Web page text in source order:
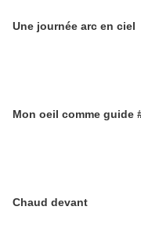
Une journée arc en ciel
Mon oeil comme guide
Chaud devant